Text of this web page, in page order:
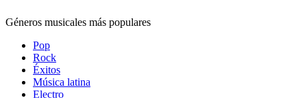
Géneros musicales más populares
Pop
Rock
Éxitos
Música latina
Electro